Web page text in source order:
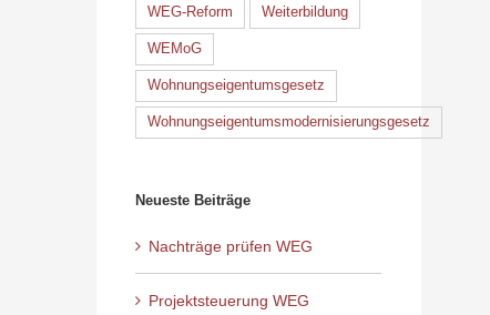
WEG-Reform Weiterbildung
WEMoG
Wohnungseigentumsgesetz
Wohnungseigentumsmodernisierungsgesetz
Neueste Beiträge
Nachträge prüfen WEG
Projektsteuerung WEG